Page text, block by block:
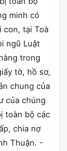
minh có
con, tại Toà
ngũ Luật
trong
tờ, hồ sơ,
chung của
của chúng
toàn bộ các
chia nợ
Thuận. -